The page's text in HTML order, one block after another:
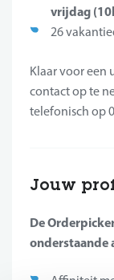
vrijdag
26
Klaar voor een
contact op te
telefonisch op
Jouw
De
onderstaande